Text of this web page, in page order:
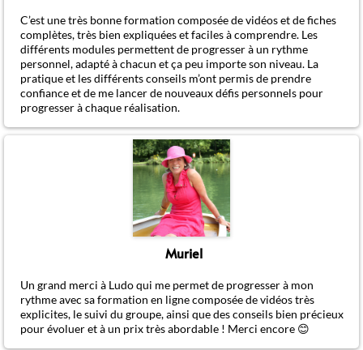
C’est une très bonne formation composée de vidéos et de fiches
complètes, très bien expliquées et faciles à comprendre. Les
différents modules permettent de progresser à un rythme
personnel, adapté à chacun et ça peu importe son niveau. La
pratique et les différents conseils m’ont permis de prendre
confiance et de me lancer de nouveaux défis personnels pour
progresser à chaque réalisation.
Muriel
Un grand merci à Ludo qui me permet de progresser à mon
rythme avec sa formation en ligne composée de vidéos très
explicites, le suivi du groupe, ainsi que des conseils bien précieux
pour évoluer et à un prix très abordable ! Merci encore 😊